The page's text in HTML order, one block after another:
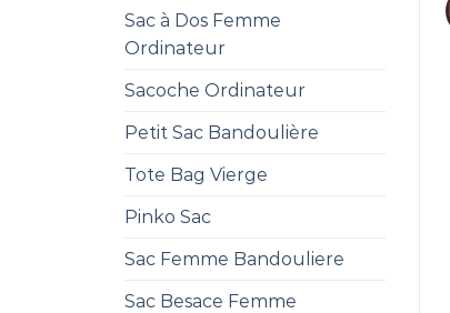
Sac à Dos Femme
Ordinateur
Sacoche Ordinateur
Petit Sac Bandoulière
Tote Bag Vierge
Pinko Sac
Sac Femme Bandouliere
Sac Besace Femme